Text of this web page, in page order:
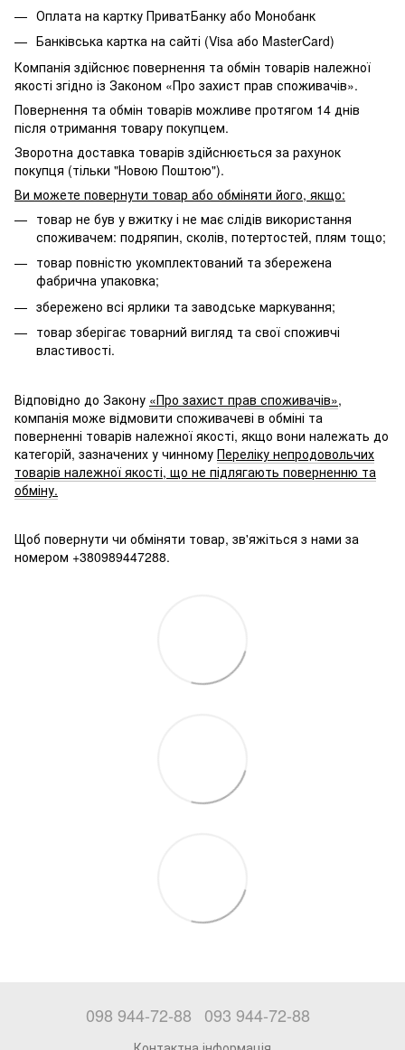
Оплата на картку ПриватБанку або Монобанк
Банківська картка на сайті (Visa або MasterCard)
Компанія здійснює повернення та обмін товарів належної
якості згідно із Законом «Про захист прав споживачів».
Повернення та обмін товарів можливе протягом 14 днів
після отримання товару покупцем.
Зворотна доставка товарів здійснюється за рахунок
покупця (тільки "Новою Поштою").
Ви можете повернути товар або обміняти його, якщо:
товар не був у вжитку і не має слідів використання
споживачем: подряпин, сколів, потертостей, плям тощо;
товар повністю укомплектований та збережена
фабрична упаковка;
збережено всі ярлики та заводське маркування;
товар зберігає товарний вигляд та свої споживчі
властивості.
Відповідно до Закону «Про захист прав споживачів»,
компанія може відмовити споживачеві в обміні та
поверненні товарів належної якості, якщо вони належать до
категорій, зазначених у чинному Переліку непродовольчих
товарів належної якості, що не підлягають поверненню та
обміну.
Щоб повернути чи обміняти товар, зв'яжіться з нами за
номером +380989447288.
098 944-72-88 093 944-72-88